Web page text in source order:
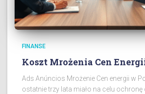
FINANSE
Koszt Mrożenia Cen
Ads Anúncios Mrożenie Cen energii w
ostatnie trzy lata miało na celu ochronę